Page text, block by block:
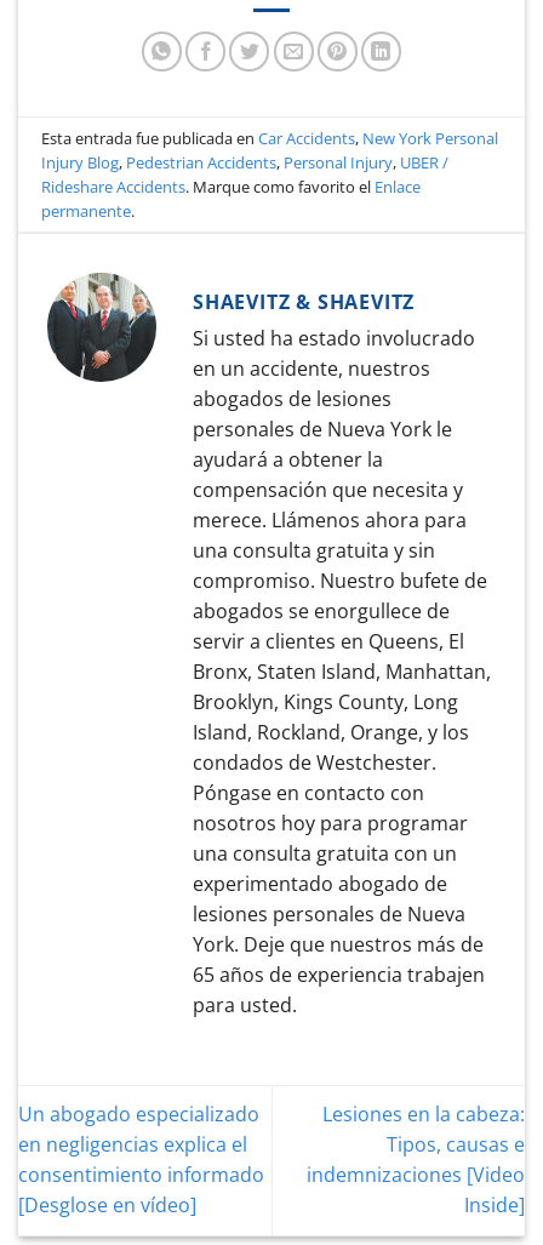
Esta entrada fue publicada enCar Accidents, New York Personal
Injury Blog, Pedestrian Accidents, Personal Injury, UBER /
Rideshare Accidents. Marque como favorito el Enlace
permanente.
SHAEVITZ & SHAEVITZ
Si usted ha estado involucrado
en un accidente, nuestros
abogados de lesiones
personales de Nueva York le
ayudará a obtener la
compensación que necesita y
merece. Llámenos ahora para
una consulta gratuita y sin
compromiso. Nuestro bufete de
abogados se enorgullece de
servir a clientes en Queens, El
Bronx, Staten Island, Manhattan,
Brooklyn, Kings County, Long
Island, Rockland, Orange, y los
condados de Westchester.
Póngase en contacto con
nosotros hoy para programar
una consulta gratuita con un
experimentado abogado de
lesiones personales de Nueva
York. Deje que nuestros más de
65 años de experiencia trabajen
para usted.
Un abogado especializado
en negligencias explica el
consentimiento informado
[Desglose en vídeo]
Lesiones en la cabeza:
Tipos, causas e
indemnizaciones [Video
Inside]